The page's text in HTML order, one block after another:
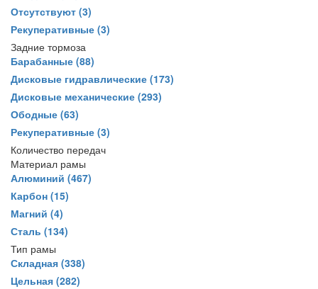
Отсутствуют (3)
Рекуперативные (3)
Задние тормоза
Барабанные (88)
Дисковые гидравлические (173)
Дисковые механические (293)
Ободные (63)
Рекуперативные (3)
Количество передач
Материал рамы
Алюминий (467)
Карбон (15)
Магний (4)
Сталь (134)
Тип рамы
Складная (338)
Цельная (282)